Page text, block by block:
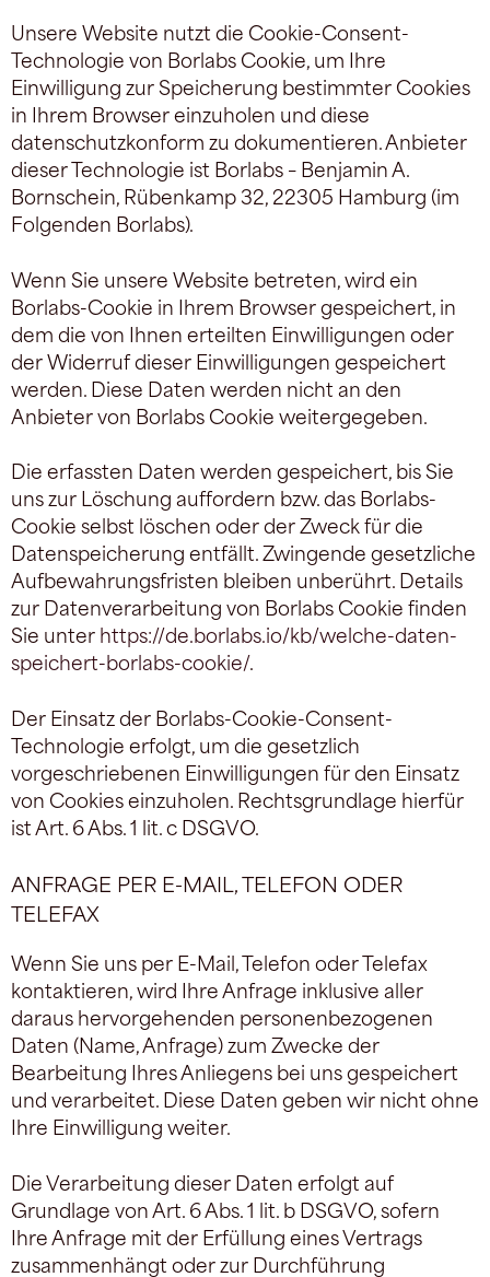
Unsere Website nutzt die Cookie-Consent-
Technologie von Borlabs Cookie, um Ihre
Einwilligung zur Speicherung bestimmter Cookies
in Ihrem Browser einzuholen und diese
datenschutzkonform zu dokumentieren. Anbieter
dieser Technologie ist Borlabs – Benjamin A.
Bornschein, Rübenkamp 32, 22305 Hamburg (im
Folgenden Borlabs).
Wenn Sie unsere Website betreten, wird ein
Borlabs-Cookie in Ihrem Browser gespeichert, in
dem die von Ihnen erteilten Einwilligungen oder
der Widerruf dieser Einwilligungen gespeichert
werden. Diese Daten werden nicht an den
Anbieter von Borlabs Cookie weitergegeben.
Die erfassten Daten werden gespeichert, bis Sie
uns zur Löschung auffordern bzw. das Borlabs-
Cookie selbst löschen oder der Zweck für die
Datenspeicherung entfällt. Zwingende gesetzliche
Aufbewahrungsfristen bleiben unberührt. Details
zur Datenverarbeitung von Borlabs Cookie finden
Sie unterhttps://de.borlabs.io/kb/welche-daten-
speichert-borlabs-cookie/.
Der Einsatz der Borlabs-Cookie-Consent-
Technologie erfolgt, um die gesetzlich
vorgeschriebenen Einwilligungen für den Einsatz
von Cookies einzuholen. Rechtsgrundlage hierfür
ist Art. 6 Abs. 1 lit. c DSGVO.
ANFRAGE PER E-MAIL, TELEFON ODER
TELEFAX
Wenn Sie uns per E-Mail, Telefon oder Telefax
kontaktieren, wird Ihre Anfrage inklusive aller
daraus hervorgehenden personenbezogenen
Daten (Name, Anfrage) zum Zwecke der
Bearbeitung Ihres Anliegens bei uns gespeichert
und verarbeitet. Diese Daten geben wir nicht ohne
Ihre Einwilligung weiter.
Die Verarbeitung dieser Daten erfolgt auf
Grundlage von Art. 6 Abs. 1 lit. b DSGVO, sofern
Ihre Anfrage mit der Erfüllung eines Vertrags
zusammenhängt oder zur Durchführung